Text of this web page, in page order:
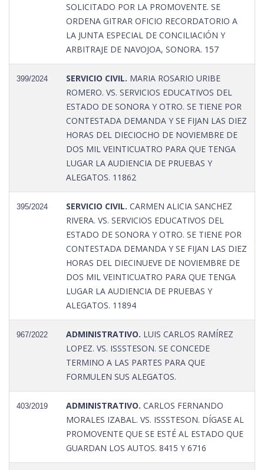
SOLICITADO POR LA PROMOVENTE. SE
ORDENA GITRAR OFICIO RECORDATORIO A
LA JUNTA ESPECIAL DE CONCILIACIÓN Y
ARBITRAJE DE NAVOJOA, SONORA. 157
399/2024 SERVICIO CIVIL. MARIA ROSARIO URIBE
ROMERO. VS. SERVICIOS EDUCATIVOS DEL
ESTADO DE SONORA Y OTRO. SE TIENE POR
CONTESTADA DEMANDA Y SE FIJAN LAS DIEZ
HORAS DEL DIECIOCHO DE NOVIEMBRE DE
DOS MIL VEINTICUATRO PARA QUE TENGA
LUGAR LA AUDIENCIA DE PRUEBAS Y
ALEGATOS. 11862
395/2024 SERVICIO CIVIL. CARMEN ALICIA SANCHEZ
RIVERA. VS. SERVICIOS EDUCATIVOS DEL
ESTADO DE SONORA Y OTRO. SE TIENE POR
CONTESTADA DEMANDA Y SE FIJAN LAS DIEZ
HORAS DEL DIECINUEVE DE NOVIEMBRE DE
DOS MIL VEINTICUATRO PARA QUE TENGA
LUGAR LA AUDIENCIA DE PRUEBAS Y
ALEGATOS. 11894
967/2022 ADMINISTRATIVO. LUIS CARLOS RAMÍREZ
LOPEZ. VS. ISSSTESON. SE CONCEDE
TERMINO A LAS PARTES PARA QUE
FORMULEN SUS ALEGATOS.
403/2019 ADMINISTRATIVO. CARLOS FERNANDO
MORALES IZABAL. VS. ISSSTESON. DÍGASE AL
PROMOVENTE QUE SE ESTÉ AL ESTADO QUE
GUARDAN LOS AUTOS. 8415 Y 6716